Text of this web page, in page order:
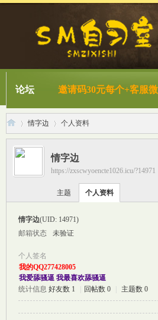
论坛 邀请码30元每个+客服
›
情字边
›
个人资料
情字边
https://zxscwyoencte1026.icu/?14971
主题 个人资料
情字边(UID: 14971)
邮箱状态
未验证
个人签名
我的QQ277428005
我爱舔骚逼 我最喜欢舔骚逼
统计信息 好友数 1 回帖数 0 主题数 0